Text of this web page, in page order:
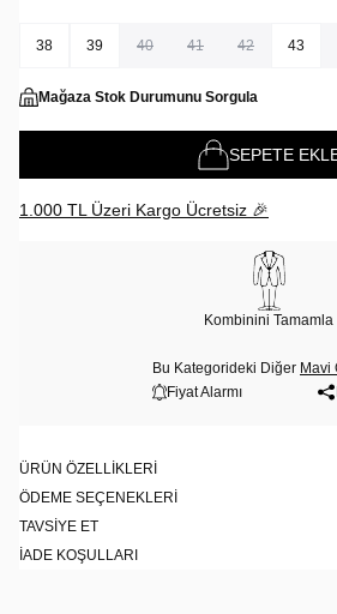
38 39 40 41 42 43
Mağaza Stok Durumunu Sorgula
SEPETE
1.000 TL Üzeri Kargo Ücretsiz 🎉
Kombinini Tamamla
Bu Kategorideki Diğer Mavi
Fiyat Alarmı
ÜRÜN ÖZELLIKLERI
ÖDEME SEÇENEKLERI
TAVSIYE ET
İADE KOŞULLARI